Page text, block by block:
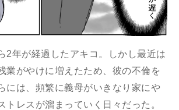
2年が経過したアキコ。しかし最近は
業がやけに増えたため、彼の不倫を
には、頻繁に義母がいきなり家にや
トレスが溜まっていく日々だった。